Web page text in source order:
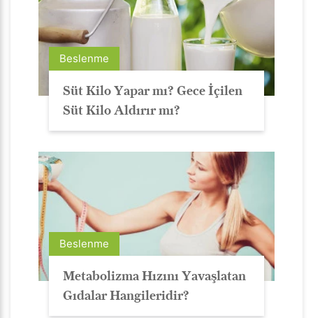
Beslenme
Süt Kilo Yapar mı? Gece İçilen
Süt Kilo Aldırır mı?
Beslenme
Metabolizma Hızını Yavaşlatan
Gıdalar Hangileridir?